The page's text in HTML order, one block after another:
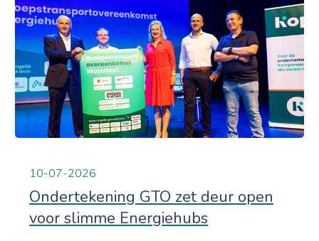
10-07-2026
Ondertekening GTO zet deur open
voor slimme Energiehubs